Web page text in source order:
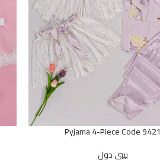
Pyjama 4-Piece Code 9421
بيبي دول